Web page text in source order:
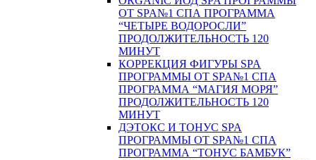
ОТ SPA№1 СПА ПРОГРАММА
“ЧЕТЫРЕ ВОДОРОСЛИ”
ПРОДОЛЖИТЕЛЬНОСТЬ 120
МИНУТ
КОРРЕКЦИЯ ФИГУРЫ SPA
ПРОГРАММЫ ОТ SPA№1 СПА
ПРОГРАММА “МАГИЯ МОРЯ”
ПРОДОЛЖИТЕЛЬНОСТЬ 120
МИНУТ
ДЭТОКС И ТОНУС SPA
ПРОГРАММЫ ОТ SPA№1 СПА
ПРОГРАММА “ТОНУС БАМБУК”